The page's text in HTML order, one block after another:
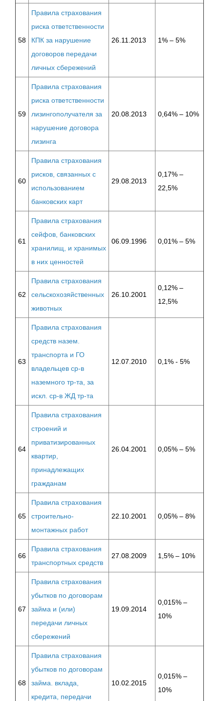
58
Правила страхования
риска ответственности
КПК за нарушение
договоров передачи
личных сбережений
26.11.2013 1% – 5%
59
Правила страхования
риска ответственности
лизингополучателя за
нарушение договора
лизинга
20.08.2013 0,64% – 10%
60
Правила страхования
рисков, связанных с
использованием
банковских карт
29.08.2013
0,17% –
22,5%
61
Правила страхования
сейфов, банковских
хранилищ, и хранимых
в них ценностей
06.09.1996 0,01% – 5%
62
Правила страхования
сельскохозяйственных
животных
26.10.2001
0,12% –
12,5%
63
Правила страхования
средств назем.
транспорта и ГО
владельцев ср-в
наземного тр-та, за
искл. ср-в ЖД тр-та
12.07.2010 0,1% - 5%
64
Правила страхования
строений и
приватизированных
квартир,
принадлежащих
гражданам
26.04.2001 0,05% – 5%
65
Правила страхования
строительно-
монтажных работ
22.10.2001 0,05% – 8%
66
Правила страхования
транспортных средств
27.08.2009 1,5% – 10%
67
Правила страхования
убытков по договорам
займа и (или)
передачи личных
сбережений
19.09.2014
0,015% –
10%
68
Правила страхования
убытков по договорам
займа. вклада,
кредита, передачи
10.02.2015
0,015% –
10%